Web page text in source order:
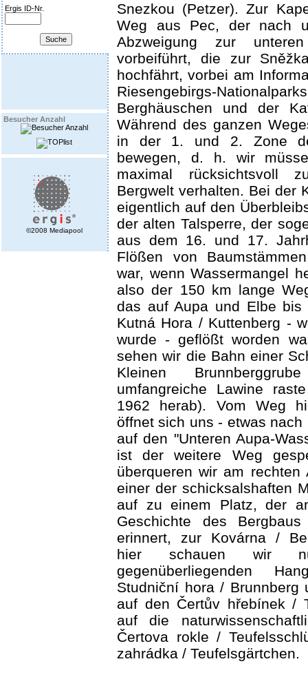
Ergis ID-Nr.
Besucher Anzahl
©2008 Mediapool
Snezkou (Petzer). Zur
Weg aus Pec, der nach
Abzweigung zur unteren
vorbeiführt, die zur
hochfährt, vorbei am
Riesengebirgs-
Berghäuschen und der
Während des ganzen
in der 1. und 2. Zone
bewegen, d. h. wir
maximal rücksichtsvoll
Bergwelt verhalten. Bei der
eigentlich auf den
der alten Talsperre, der
aus dem 16. und 17.
Flößen von
war, wenn Wassermangel
also der 150 km lange
das auf Aupa und Elbe bis
Kutná Hora / Kuttenberg -
wurde - geflößt worden
sehen wir die Bahn einer
Kleinen
umfangreiche Lawine
1962 herab). Vom Weg
öffnet sich uns - etwas
auf den "Unteren Aupa-
ist der weitere Weg
überqueren wir am rechten
einer der schicksalshaften
auf zu einem Platz, der
Geschichte des
erinnert, zur Kovárna /
hier schauen wir
gegenüberliegenden
Studniční hora / Brunnberg
auf den Čertův hřebínek /
auf die
Čertova rokle /
zahrádka / Teufelsgärtchen.